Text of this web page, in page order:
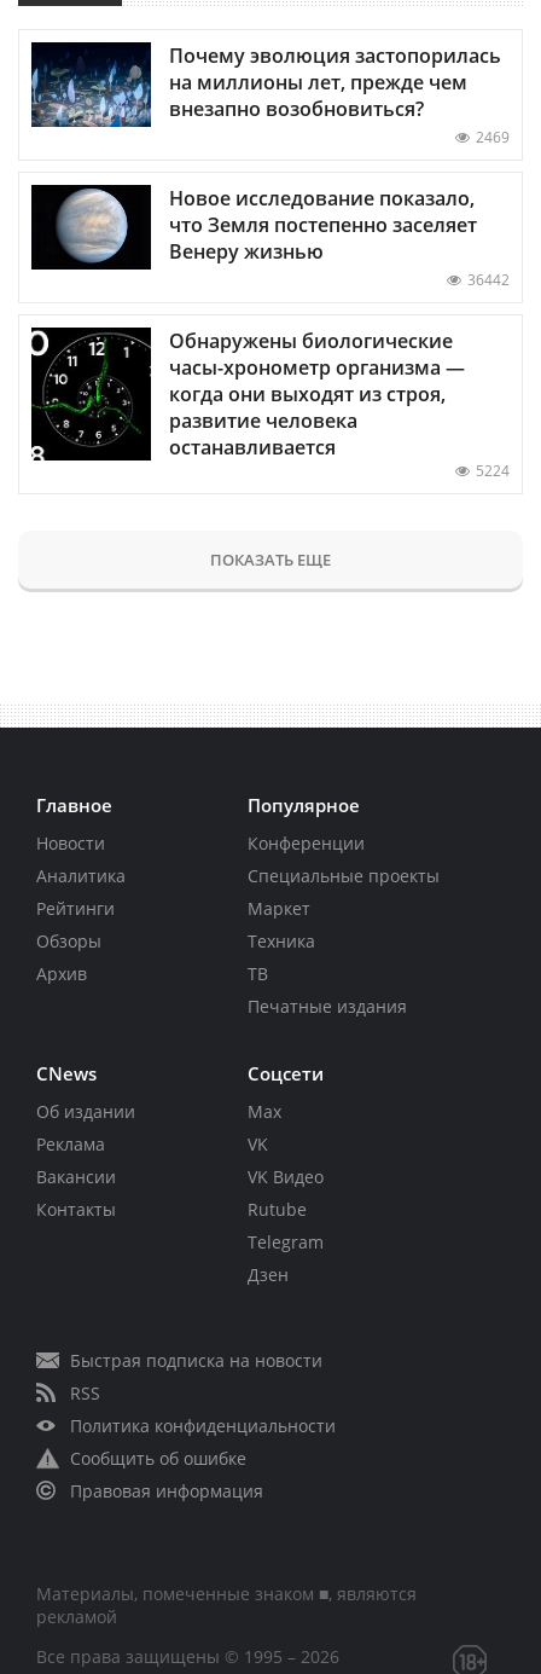
Почему эволюция застопорилась
на миллионы лет, прежде чем
внезапно возобновиться?
2469
Новое исследование показало,
что Земля постепенно заселяет
Венеру жизнью
36442
Обнаружены биологические
часы-хронометр организма —
когда они выходят из строя,
развитие человека
останавливается
5224
ПОКАЗАТЬ ЕЩЕ
Главное
Новости
Аналитика
Рейтинги
Обзоры
Архив
Популярное
Конференции
Специальные проекты
Маркет
Техника
ТВ
Печатные издания
CNews
Об издании
Реклама
Вакансии
Контакты
Соцсети
Max
VK
VK Видео
Rutube
Telegram
Дзен
Быстрая подписка на новости
RSS
Политика конфиденциальности
Сообщить об ошибке
Правовая информация
Материалы, помеченные знаком ■, являются
рекламой
Все права защищены © 1995 – 2026